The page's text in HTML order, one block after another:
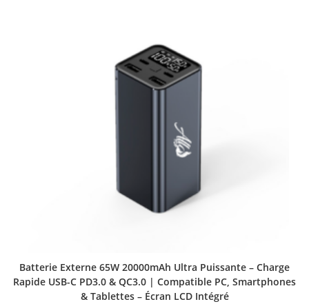
Batterie Externe 65W 20000mAh Ultra Puissante – Charge
Rapide USB-C PD3.0 & QC3.0 | Compatible PC, Smartphones
& Tablettes – Écran LCD Intégré